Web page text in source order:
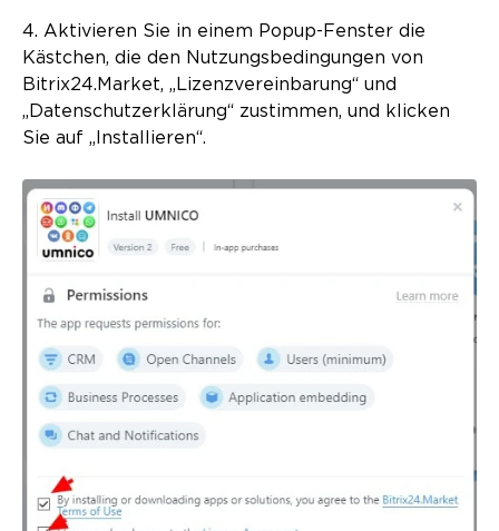
4. Aktivieren Sie in einem Popup-Fenster die
Kästchen, die den Nutzungsbedingungen von
Bitrix24.Market, „Lizenzvereinbarung“ und
„Datenschutzerklärung“ zustimmen, und klicken
Sie auf „Installieren“.